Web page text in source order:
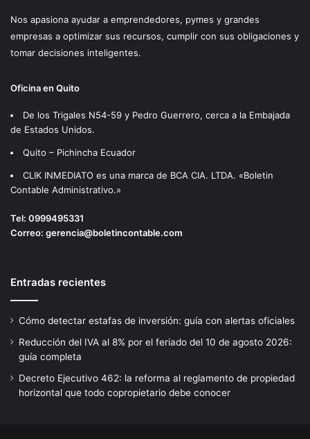
Nos apasiona ayudar a emprendedores, pymes y grandes
empresas a optimizar sus recursos, cumplir con sus obligaciones y
tomar decisiones inteligentes.
Oficina en Quito
De los Trigales N54-59 y Pedro Guerrero, cerca a la Embajada
de Estados Unidos.
Quito – Pichincha Ecuador
CLIK INMEDIATO es una marca de BCA CIA. LTDA. «Boletin
Contable Administrativo.»
Tel: 0999495331
Correo: gerencia@boletincontable.com
Entradas recientes
Cómo detectar estafas de inversión: guía con alertas oficiales
Reducción del IVA al 8% por el feriado del 10 de agosto 2026:
guía completa
Decreto Ejecutivo 462: la reforma al reglamento de propiedad
horizontal que todo copropietario debe conocer